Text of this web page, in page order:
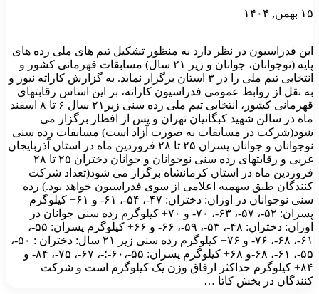
۱۵ بهمن, ۱۴۰۴
این فدراسیون در نظر دارد به منظور تشکیل تیم های ملی رده های
پایه (نوجوانان، جوانان و زیر ۲۱ سال) مسابقات قهرمانی کشور و
انتخابی تیم ملی را در ۳ استان برگزار نماید. به گزارش کاراته نیوز و
به نقل از روابط عمومی فدراسیون کاراته، بر این اساس رقابتهای
قهرمانی کشور، انتخابی تیم ملی رده سنی زیر۲۱ سال ۶ تا ۸ اسفند
ماه در سالن شهید کبگانیان تهران و پس از افطار برگزار می
شود(شرکت در مسابقات به صورت آزاد است) مسابقات رده سنی
نوجوانان و جوانان پسران ۲۵ تا ۲۸ فروردین ماه در استان آذربایجان
غربی و رقابتهای رده سنی نوجوانان و جوانان دختران ۲۵ تا ۲۸
فروردین ماه در استان کرمانشاه برگزار می شود(تعداد شرکت
کنندگان طبق سهمیه اعلامی از سوی فدراسیون خواهد بود.) رده
سنی نوجوانان در اوزان: دختران: ۴۷-، ۵۴-، ۶۱- و ۶۱+ کیلوگرم
پسران: ۵۲-، ۵۷-، ۶۳-، ۷۰- و ۷۰+ کیلوگرم رده سنی جوانان در
اوزان: دختران: ۴۸-، ۵۳-، ۵۹-، ۶۶- و ۶۶+ کیلوگرم پسران: ۵۵-،
۶۱-، ۶۸-، ۷۶- و ۷۶+ کیلوگرم رده سنی زیر ۲۱ سال: دختران : ۵۰-،
۵۵-، ۶۱-، ۶۸-و ۶۸+ کیلوگرم پسران: ۵۵-،۶۰-؛-، ۶۷-، ۷۵-، ۸۴- و
۸۴+ کیلوگرم حداکثر ارفاق وزن یک کیلوگرم است و شرکت
کنندگان در بخش کاتا …